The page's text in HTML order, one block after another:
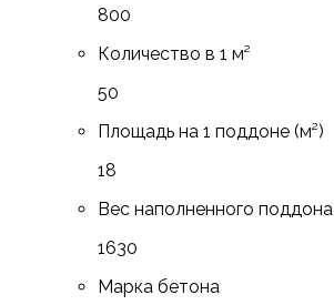
800
Количество в 1 м²
50
Площадь на 1 поддоне (м²)
18
Вес наполненного поддона
1630
Марка бетона